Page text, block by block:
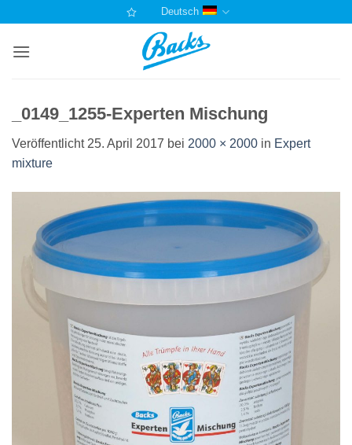
springen
Deutsch
_0149_1255-Experten Mischung
Veröffentlicht 25. April 2017 bei 2000 × 2000 in Expert
mixture